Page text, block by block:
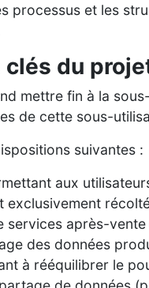
processus et les
du
mettre fin à la
de cette sous-
suivantes :
aux
exclusivement
services après-
des données
à rééquilibrer le